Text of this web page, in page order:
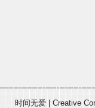
时间无爱
Creative